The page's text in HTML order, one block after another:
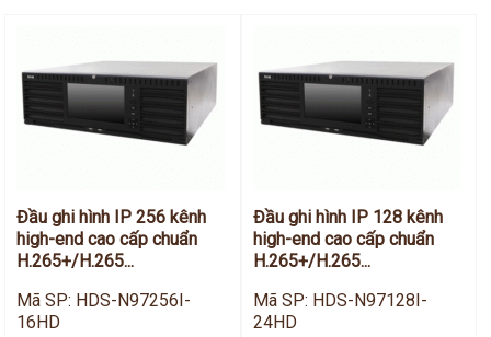
Đầu ghi hình IP 256 kênh
high-end cao cấp chuẩn
H.265+/H.265...
Mã SP: HDS-N97256I-
16HD
Đầu ghi hình IP 128 kênh
high-end cao cấp chuẩn
H.265+/H.265...
Mã SP: HDS-N97128I-
24HD